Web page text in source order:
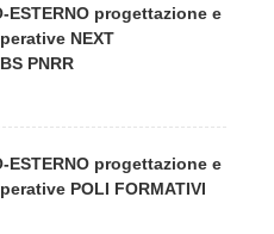
ESTERNO progettazione e
NEXT
PNRR
ESTERNO progettazione e
POLI FORMATIVI